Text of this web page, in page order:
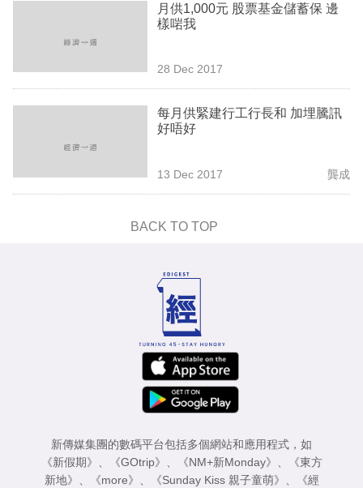
月供1,000元 股票基金儲蓄保 邊
樣啱我
28 Dec 2017
每月供緊建行工行長和 加埋騰訊
好唔好
13 Dec 2017 龔成
BACK TO TOP
新傳媒集團的數碼平台包括多個網站和應用程式，如
《新假期》 、 《GOtrip》 、 《NM+新Monday》 、
《東方
新地》 、 《more》 、 《Sunday Kiss 親子童萌》 、
《經